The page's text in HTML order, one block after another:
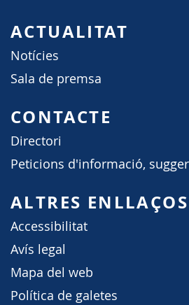
ACTUALITAT
Notícies
Sala de premsa
CONTACTE
Directori
Peticions d'informació,
ALTRES ENLLAÇOS
Accessibilitat
Avís legal
Mapa del web
Política de galetes